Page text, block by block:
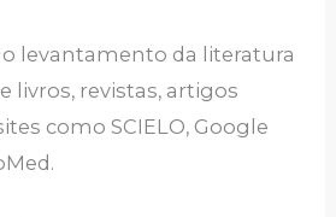
levantamento da literatura
livros, revistas, artigos
como SCIELO, Google